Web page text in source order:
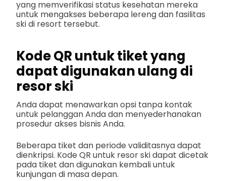
yang memverifikasi status kesehatan mereka
untuk mengakses beberapa lereng dan fasilitas
ski di resort tersebut.
Kode QR untuk tiket yang
dapat digunakan ulang di
resor ski
Anda dapat menawarkan opsi tanpa kontak
untuk pelanggan Anda dan menyederhanakan
prosedur akses bisnis Anda.
Beberapa tiket dan periode validitasnya dapat
dienkripsi. Kode QR untuk resor ski dapat dicetak
pada tiket dan digunakan kembali untuk
kunjungan di masa depan.